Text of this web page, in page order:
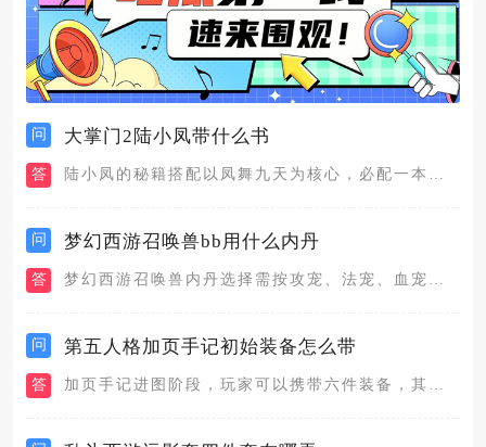
问 大掌门2陆小凤带什么书
答
问 梦幻西游召唤兽bb用什么内丹
答
问 第五人格加页手记初始装备怎么带
答